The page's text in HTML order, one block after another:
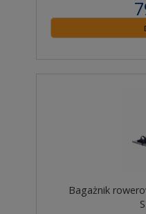
Bagażnik